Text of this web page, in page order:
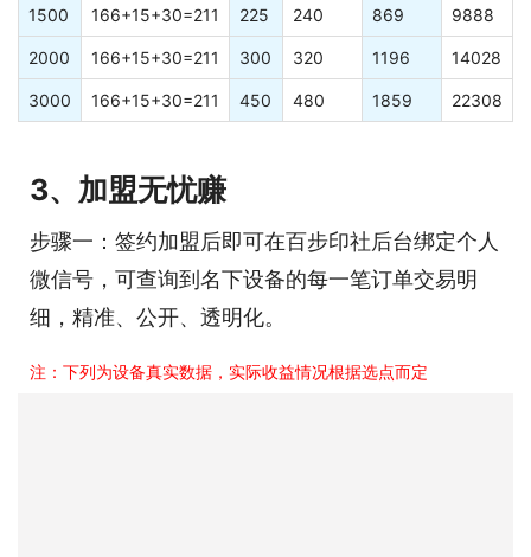
1500 166+15+30=211 225 240 869 9888
2000 166+15+30=211 300 320 1196 14028
3000 166+15+30=211 450 480 1859 22308
3、加盟无忧赚
步骤一：签约加盟后即可在百步印社后台绑定个人
微信号，可查询到名下设备的每一笔订单交易明
细，精准、公开、透明化。
注：下列为设备真实数据，实际收益情况根据选点而定